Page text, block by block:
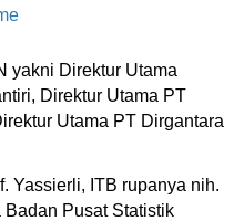
yakni Direktur Utama
Direktur Utama PT
Utama PT Dirgantara
Yassierli, ITB rupanya nih.
Badan Pusat Statistik